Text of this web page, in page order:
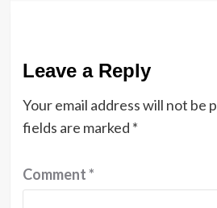
Leave a Reply
Your email address will not be
fields are marked *
Comment*